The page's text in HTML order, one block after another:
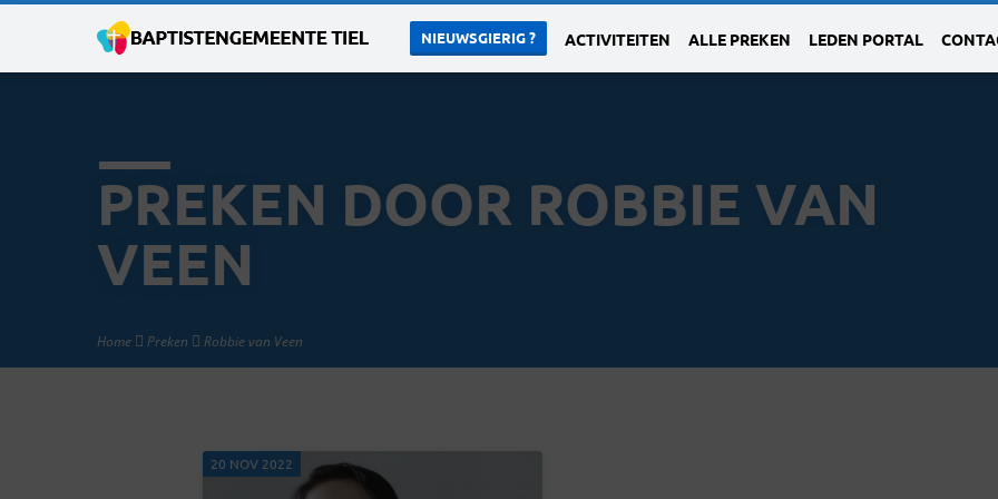
NIEUWSGIERIG ? ACTIVITEITEN ALLE PREKEN LEDEN PORTAL
PREKEN DOOR ROBBIE VAN
VEEN
Home Preken Robbie van Veen
20 NOV 2022